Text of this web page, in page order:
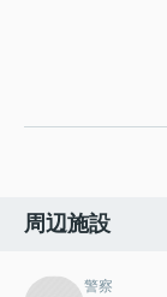
周辺施設
警察